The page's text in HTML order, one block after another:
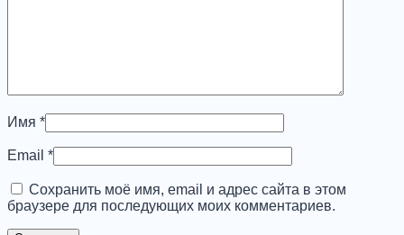
Имя *
Email *
Сохранить моё имя, email и адрес сайта в этом
браузере для последующих моих комментариев.